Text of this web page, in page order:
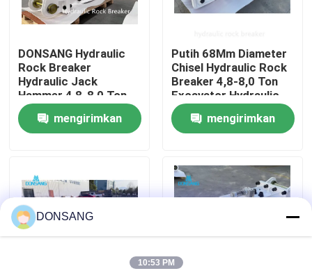
Tentang kami
Tur Pabrik
Kontrol kualitas
Permintaan Penawaran
Pemecah Batu Hidrolik
Pemutus hidrolik excavator
DONSANG Hydraulic
Rock Breaker
Hydraulic Jack
Hammer 4,8-8,0 Ton
Mini Excavator
Attachmentmengirimkan
Putih 68Mm Diameter
Chisel Hydraulic Rock
Breaker 4,8-8,0 Ton
Excavator Hydraulic
Jack Hammer
mengirimkan
DONSANG
10:53 PM